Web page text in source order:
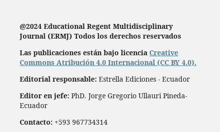
@2024 Educational Regent Multidisciplinary
Journal (ERMJ) Todos los derechos reservados
Las publicaciones están bajo licencia Creative
Commons Atribución 4.0 Internacional (CC BY 4.0).
Editorial responsable: Estrella Ediciones - Ecuador
Editor en jefe:PhD. Jorge Gregorio Ullauri Pineda-
Ecuador
Contacto:+593 967734314